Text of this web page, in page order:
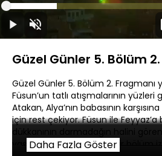
DuraklatSesi
Aç
Yüklendi:
Güzel Günler 5. Bölüm
Güzel Günler 5. Bölüm 2. Fragmanı
Füsun’un tatlı atışmalarının
Atakan, Alya’nın babasının
için rest çekiyor. Füsun ile Feyyaz’a
dükkanının darmadağın halini
yaşarken, kahkaha dolu bir bölüm
Daha Fazla Göster